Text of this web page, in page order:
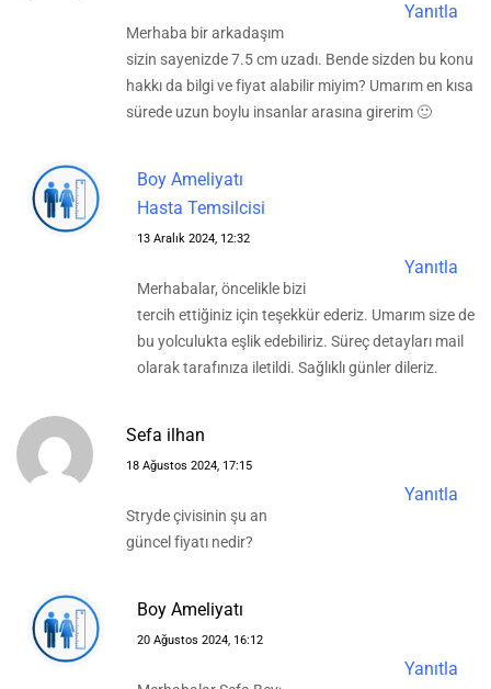
Yanıtla
Merhaba bir arkadaşım
sizin sayenizde 7.5 cm uzadı. Bende sizden bu konu
hakkı da bilgi ve fiyat alabilir miyim? Umarım en kısa
sürede uzun boylu insanlar arasına girerim 🙂
Boy Ameliyatı
Hasta Temsilcisi
13 Aralık 2024, 12:32
Yanıtla
Merhabalar, öncelikle bizi
tercih ettiğiniz için teşekkür ederiz. Umarım size de
bu yolculukta eşlik edebiliriz. Süreç detayları mail
olarak tarafınıza iletildi. Sağlıklı günler dileriz.
Sefa ilhan
18 Ağustos 2024, 17:15
Yanıtla
Stryde çivisinin şu an
güncel fiyatı nedir?
Boy Ameliyatı
20 Ağustos 2024, 16:12
Yanıtla